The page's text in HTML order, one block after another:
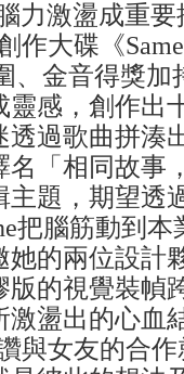
力激盪成重要
作大碟《
、金音得獎
感，創作出
過歌曲拼湊
「相同故事
題，期望透
把腦筋動到
的兩位設計
的視覺裝幀
盪出的心血
與女友的合